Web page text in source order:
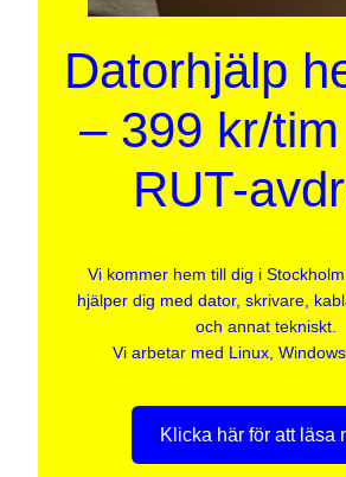
Datorhjälp
– 399 kr/
RUT-
Vi kommer hem till dig i
hjälper dig med dator, skrivare,
och annat tekniskt.
Vi arbetar med Linux,
Klicka här för att läsa